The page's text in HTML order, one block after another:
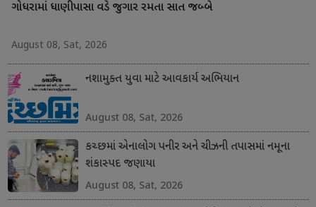
ગોધરામાં ધાણીપાસા વડે જુગાર રમતા સાત જબ્બે
August 08, Sat, 2026
નશામુક્ત યુવા માટે આવકાર્ય અભિયાન
August 08, Sat, 2026
કચ્છમાં એનાલોગ પનીર અને ચીઝની તપાસમાં નમૂના
શંકાસ્પદ જણાયા
August 08, Sat, 2026